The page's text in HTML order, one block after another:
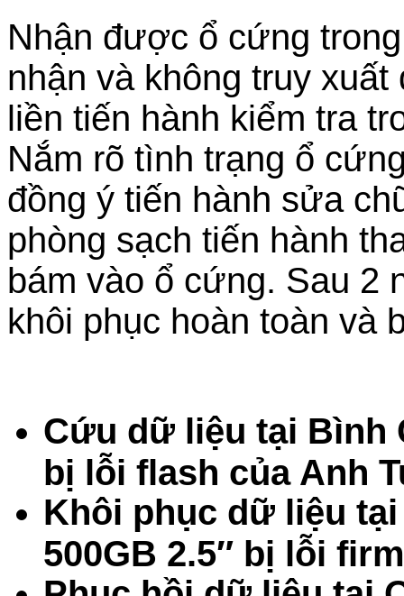
Nhận được ổ cứng
nhận và không truy
liền tiến hành kiểm tra
Nắm rõ tình trạng ổ
đồng ý tiến hành sửa
phòng sạch tiến hành
bám vào ổ cứng. Sau 2
khôi phục hoàn toàn và
Cứu dữ liệu tại Bình
bị lỗi flash của Anh
Khôi phục dữ liệu
500GB 2.5″ bị lỗi